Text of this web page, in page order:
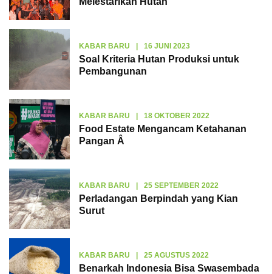
KABAR BARU | 16 JUNI 2023
Soal Kriteria Hutan Produksi untuk
Pembangunan
KABAR BARU | 18 OKTOBER 2022
Food Estate Mengancam Ketahanan
Pangan Â
KABAR BARU | 25 SEPTEMBER 2022
Perladangan Berpindah yang Kian
Surut
KABAR BARU | 25 AGUSTUS 2022
Benarkah Indonesia Bisa Swasembada